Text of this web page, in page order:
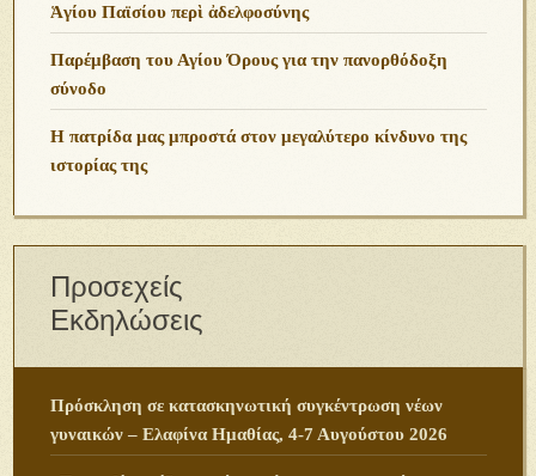
Ἁγίου Παϊσίου περὶ ἀδελφοσύνης
Παρέμβαση του Αγίου Όρους για την πανορθόδοξη
σύνοδο
Η πατρίδα μας μπροστά στον μεγαλύτερο κίνδυνο της
ιστορίας της
Προσεχείς
Εκδηλώσεις
Πρόσκληση σε κατασκηνωτική συγκέντρωση νέων
γυναικών – Ελαφίνα Ημαθίας, 4-7 Αυγούστου 2026